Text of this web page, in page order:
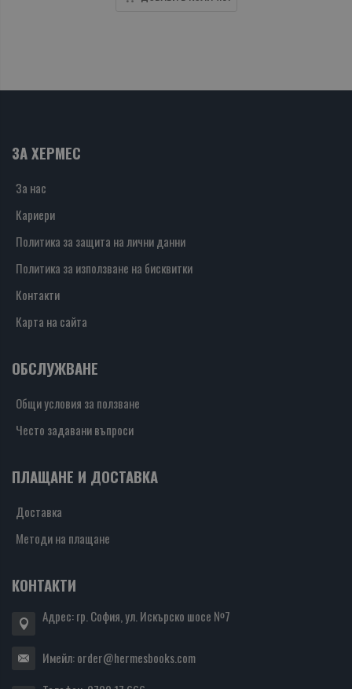
ЗА ХЕРМЕС
За нас
Кариери
Политика за защита на лични данни
Политика за използване на бисквитки
Контакти
Карта на сайта
ОБСЛУЖВАНЕ
Общи условия за ползване
Често задавани въпроси
ПЛАЩАНЕ И ДОСТАВКА
Доставка
Методи на плащане
КОНТАКТИ
Адрес: гр. София, ул. Искърско шосе №7
Имейл:order@hermesbooks.com